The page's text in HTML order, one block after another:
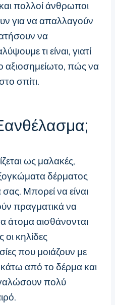
και πολλοί άνθρωποι
για να απαλλαγούν
να
τι είναι, γιατί
αξιοσημείωτο, πώς να
σπίτι.
ως μαλακές,
δέρματος
Μπορεί να είναι
πραγματικά να
άτομα αισθάνονται
κηλίδες
που μοιάζουν με
από το δέρμα και
πολύ